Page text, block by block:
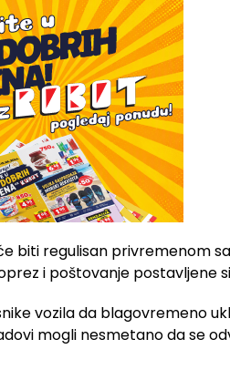
biti regulisan privremenom
i poštovanje postavljene
vozila da blagovremeno
mogli nesmetano da se